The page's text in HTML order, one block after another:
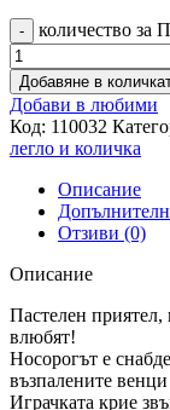
количество за
Добавяне в
Добави в любими
Код: 110032
легло и количка
Описание
Отзиви (0)
Описание
Пастелен приятел,
влюбят!
Носорогът е
възпалените
Играчката крие